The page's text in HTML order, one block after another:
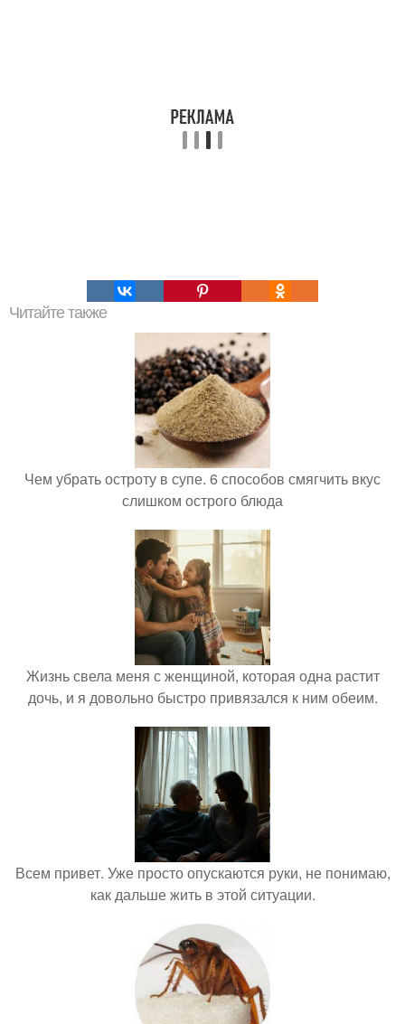
Читайте также
Чем убрать остроту в супе. 6 способов смягчить вкус
слишком острого блюда
Жизнь свела меня с женщиной, которая одна растит
дочь, и я довольно быстро привязался к ним обеим.
Всем привет. Уже просто опускаются руки, не понимаю,
как дальше жить в этой ситуации.